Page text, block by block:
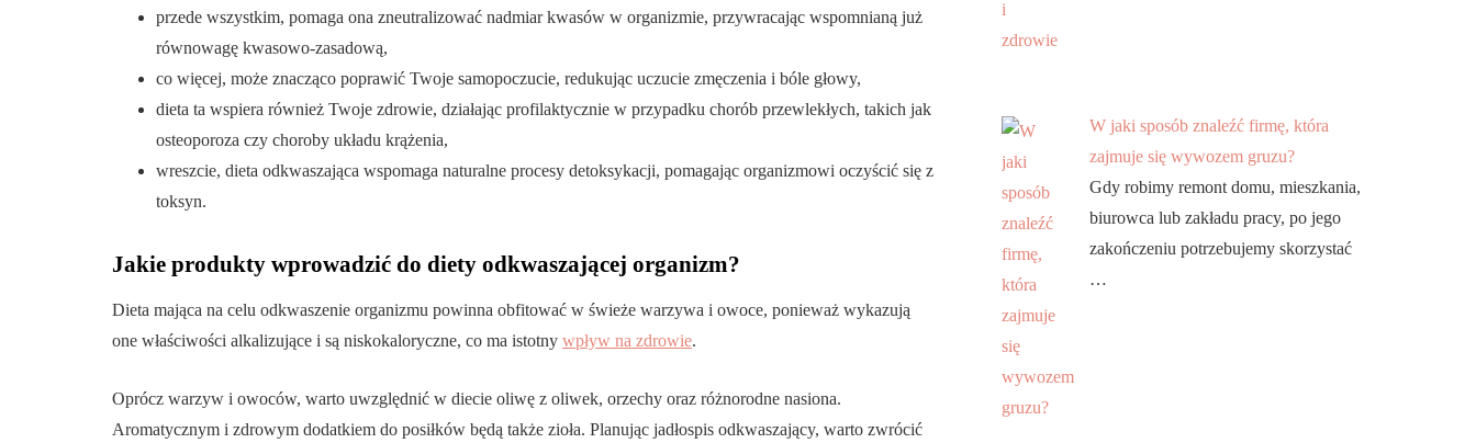
przede wszystkim, pomaga ona zneutralizować nadmiar kwasów w organizmie, przywracając wspomnianą już
równowagę kwasowo-zasadową,
co więcej, może znacząco poprawić Twoje samopoczucie, redukując uczucie zmęczenia i bóle głowy,
dieta ta wspiera również Twoje zdrowie, działając profilaktycznie w przypadku chorób przewlekłych, takich jak
osteoporoza czy choroby układu krążenia,
wreszcie, dieta odkwaszająca wspomaga naturalne procesy detoksykacji, pomagając organizmowi oczyścić się z
toksyn.
Jakie produkty wprowadzić do diety odkwaszającej organizm?
Dieta mająca na celu odkwaszenie organizmu powinna obfitować w świeże warzywa i owoce, ponieważ wykazują
one właściwości alkalizujące i są niskokaloryczne, co ma istotny wpływ na zdrowie.
Oprócz warzyw i owoców, warto uwzględnić w diecie oliwę z oliwek, orzechy oraz różnorodne nasiona.
Aromatycznym i zdrowym dodatkiem do posiłków będą także zioła. Planując jadłospis odkwaszający, warto zwrócić
W jaki sposób znaleźć firmę, która
zajmuje się wywozem gruzu?
Gdy robimy remont domu, mieszkania,
biurowca lub zakładu pracy, po jego
zakończeniu potrzebujemy skorzystać
…